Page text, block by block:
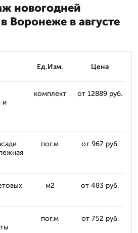
новогодней
Воронеже в августе
Ед.Изм. Цена
и
комплект от 12889 руб.
пог.м от 967 руб.
м2 от 483 руб.
пог.м от 752 руб.